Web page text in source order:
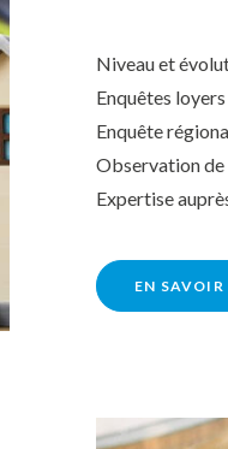
Niveau et
Enquêtes
Enquête
Observation de
Expertise
EN SAVOIR